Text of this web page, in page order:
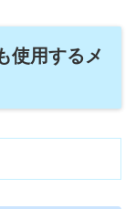
使用するメ